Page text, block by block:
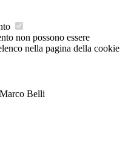
non possono essere
nella pagina della cookie
Belli